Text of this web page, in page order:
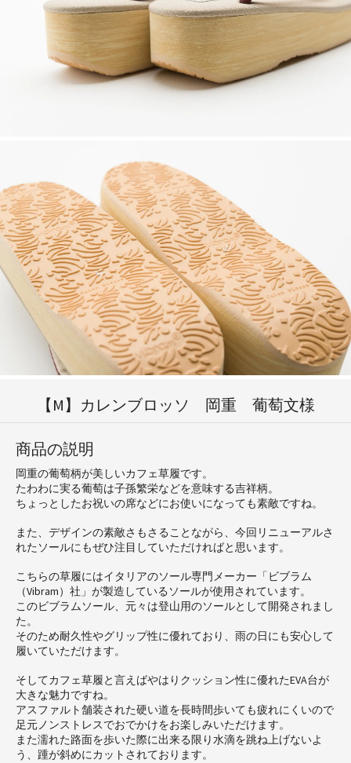
【M】カレンブロッソ 岡重 葡萄文様
商品の説明
岡重の葡萄柄が美しいカフェ草履です。
たわわに実る葡萄は子孫繁栄などを意味する吉祥柄。
ちょっとしたお祝いの席などにお使いになっても素敵ですね。
また、デザインの素敵さもさることながら、今回リニューアルさ
れたソールにもぜひ注目していただければと思います。
こちらの草履にはイタリアのソール専門メーカー「ビブラム
（Vibram）社」が製造しているソールが使用されています。
このビブラムソール、元々は登山用のソールとして開発されまし
た。
そのため耐久性やグリップ性に優れており、雨の日にも安心して
履いていただけます。
そしてカフェ草履と言えばやはりクッション性に優れたEVA台が
大きな魅力ですね。
アスファルト舗装された硬い道を長時間歩いても疲れにくいので
足元ノンストレスでおでかけをお楽しみいただけます。
また濡れた路面を歩いた際に出来る限り水滴を跳ね上げないよ
う、踵が斜めにカットされております。